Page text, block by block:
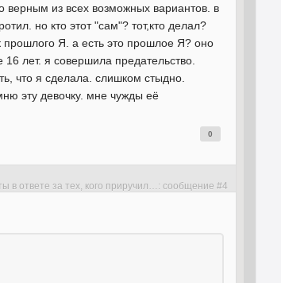
верным из всех возможных вариантов. в
но кто этот "сам"? тот,кто делал?
прошлого Я. а есть это прошлое Я? оно
лет. я совершила предательство.
что я сделала. слишком стыдно.
эту девочку. мне чужды её
0